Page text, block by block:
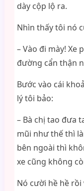
dày cộp lộ ra.
Nhìn thấy tôi nó
– Vào đi mày! Xe
đường cẩn thận
Bước vào cái
lý tôi bảo:
– Bà chị tao đưa
mũi như thế thì
bên ngoài thì
xe cũng không
Nó cười hề hề